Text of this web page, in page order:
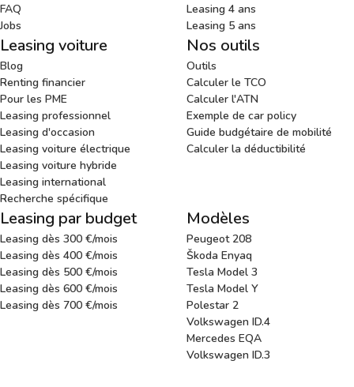
FAQ
Jobs
Leasing 4 ans
Leasing 5 ans
Leasing voiture
Blog
Renting financier
Pour les PME
Leasing professionnel
Leasing d'occasion
Leasing voiture électrique
Leasing voiture hybride
Leasing international
Recherche spécifique
Nos outils
Outils
Calculer le TCO
Calculer l'ATN
Exemple de car policy
Guide budgétaire de mobilité
Calculer la déductibilité
Leasing par budget
Leasing dès 300 €/mois
Leasing dès 400 €/mois
Leasing dès 500 €/mois
Leasing dès 600 €/mois
Leasing dès 700 €/mois
Modèles
Peugeot 208
Škoda Enyaq
Tesla Model 3
Tesla Model Y
Polestar 2
Volkswagen ID.4
Mercedes EQA
Volkswagen ID.3